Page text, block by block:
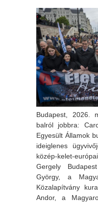
Budapest, 2026.
balról jobbra:
Egyesült Államok
ideiglenes
közép-kelet-
Gergely
György, a
Közalapítvány
Andor, a